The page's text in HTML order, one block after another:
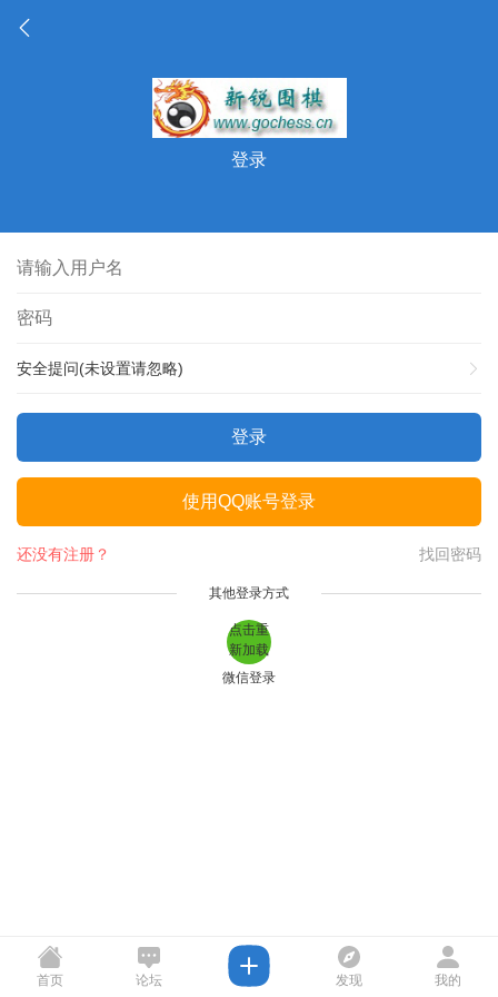
登录
安全提问(未设置请忽略)
登录
使用QQ账号登录
找回密码
还没有注册？
其他登录方式
点击重
新加载
微信登录
首页 论坛 发现 我的